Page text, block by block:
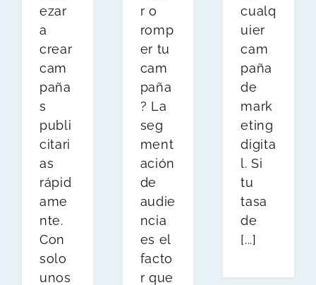
ezar
a
crear
cam
paña
s
publi
citari
as
rápid
ame
nte.
Con
solo
unos
r o
romp
er tu
cam
paña
? La
seg
ment
ación
de
audie
ncia
es el
facto
r que
cualq
uier
cam
paña
de
mark
eting
digita
l. Si
tu
tasa
de
[...]